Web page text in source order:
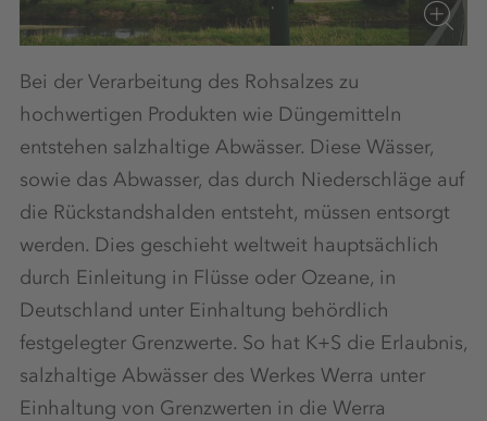
Bei der Verarbeitung des Rohsalzes zu
hochwertigen Produkten wie Düngemitteln
entstehen salzhaltige Abwässer. Diese Wässer,
sowie das Abwasser, das durch Niederschläge auf
die Rückstandshalden entsteht, müssen entsorgt
werden. Dies geschieht weltweit hauptsächlich
durch Einleitung in Flüsse oder Ozeane, in
Deutschland unter Einhaltung behördlich
festgelegter Grenzwerte. So hat K+S die Erlaubnis,
salzhaltige Abwässer des Werkes Werra unter
Einhaltung von Grenzwerten in die Werra